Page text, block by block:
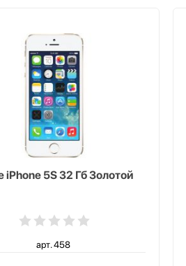
iPhone 5S 32 Гб Золотой
арт. 458